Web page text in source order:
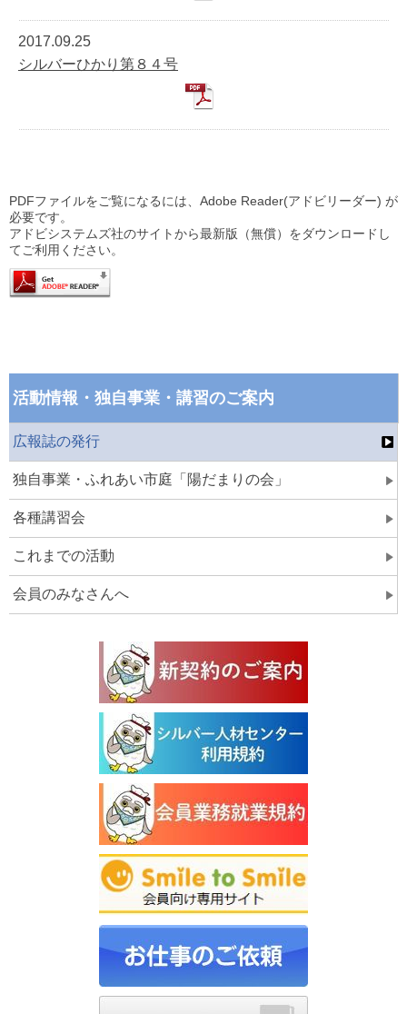
2017.09.25
シルバーひかり第８４号
PDFファイルをご覧になるには、Adobe Reader(アドビリーダー) が
必要です。
アドビシステムズ社のサイトから最新版（無償）をダウンロードし
てご利用ください。
活動情報・独自事業・講習のご案内
広報誌の発行
独自事業・ふれあい市庭「陽だまりの会」
各種講習会
これまでの活動
会員のみなさんへ